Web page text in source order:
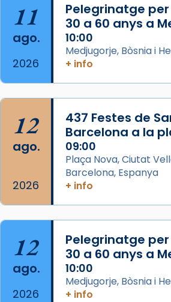
View on Facebook · Share
Arquebisbat de
2 weeks ago
Acompanyant la història de
partir de l’Edat Mitjana
que les santes Juliana
Semproniana (“relatiu a
eterna”) són deixebles seves.
frare Joan Gaspar Roig,
que les santes són filles de
Mataró en reivindicarà les
Foto
View on Facebook ·
11
ago.
2026
Pelegrinatge
30 a 60 anys a
10:00
Medjugorje, Bòsnia i
+ info
12
ago.
2026
437 Festes de
Barcelona a la
09:00
Plaça Nova, Ciutat
Barcelona, Espanya
+ info
12
ago.
2026
Pelegrinatge
30 a 60 anys a
10:00
Medjugorje, Bòsnia i
+ info